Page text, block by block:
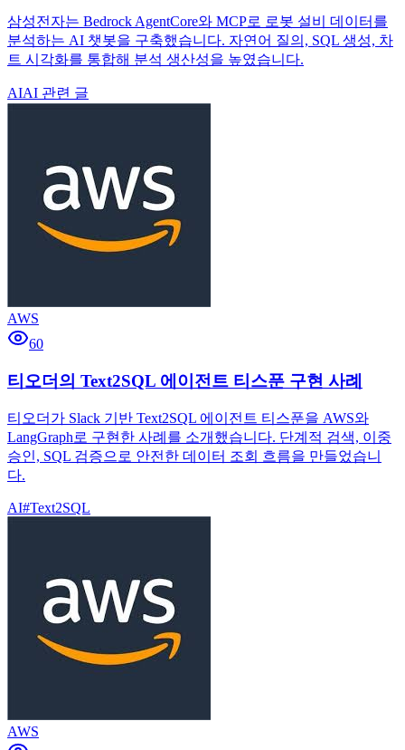
삼성전자는 Bedrock AgentCore와 MCP로 로봇 설비 데이터를
분석하는 AI 챗봇을 구축했습니다. 자연어 질의, SQL 생성, 차
트 시각화를 통합해 분석 생산성을 높였습니다.
AIAI 관련 글
AWS
60
티오더의 Text2SQL 에이전트 티스푼 구현 사례
티오더가 Slack 기반 Text2SQL 에이전트 티스푼을 AWS와
LangGraph로 구현한 사례를 소개했습니다. 단계적 검색, 이중
승인, SQL 검증으로 안전한 데이터 조회 흐름을 만들었습니
다.
AI#Text2SQL
AWS